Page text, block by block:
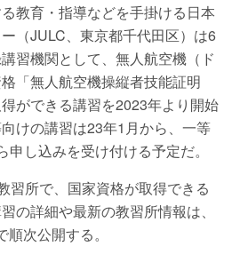
教育・指導などを手掛ける日本
（JULC、東京都千代田区）は6
習機関として、無人航空機（ド
「無人航空機操縦者技能証明
得ができる講習を2023年より開始
けの講習は23年1月から、一等
し込みを受け付ける予定だ。
習所で、国家資格が取得できる
の詳細や最新の教習所情報は、
次公開する。